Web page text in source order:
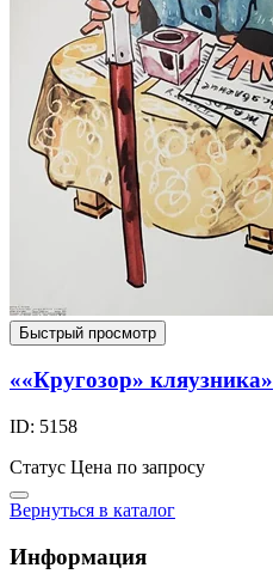
Быстрый просмотр
««Кругозор» кляузника»
ID: 5158
Статус Цена по запросу
Вернуться в каталог
Информация